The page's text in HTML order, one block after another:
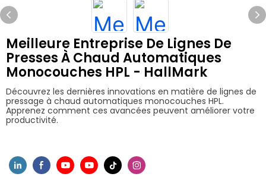
Meilleure Entreprise De Lignes De
Presses À Chaud Automatiques
Monocouches HPL - HallMark
Découvrez les dernières innovations en matière de lignes de
pressage à chaud automatiques monocouches HPL.
Apprenez comment ces avancées peuvent améliorer votre
productivité.